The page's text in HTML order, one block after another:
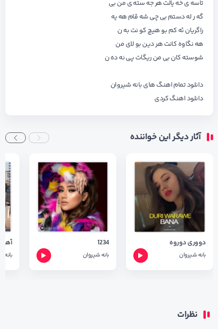
تاسه ی خه یالت هر جه سته ی من بی
گه ر له دستم بی چی شه قام هه یه
راگریان ئه کم بو هیچ کو نت به ن
هه نگاوه کانت هر دین بو لای من
شوسته کان بی من ریگات پی نه ده ن
دانلود تمام اهنگ هایبانه شیروان
دانلود اهنگ کردی
آثار دیگر این خواننده
دووری دوروه
بانه شیروان
1234
بانه شیروان بانه
نظرات